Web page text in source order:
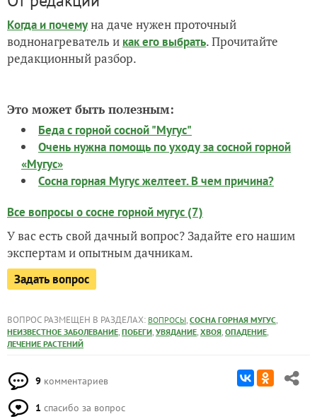
Когда и почемуна даче нужен проточный
воднонагреватель и как его выбрать. Прочитайте
редакционный разбор.
Это может быть полезным:
Беда с горной сосной "Мугус"
Очень нужна помощь по уходу за сосной горной
«Мугус»
Сосна горная Мугус желтеет. В чем причина?
Все вопросы о сосне горной мугус (7)
У вас есть свой дачный вопрос? Задайте его нашим
экспертам и опытным дачникам.
Задать вопрос
ВОПРОС РАЗМЕЩЕН В РАЗДЕЛАХ: ВОПРОСЫ, СОСНА ГОРНАЯ МУГУС,
НЕИЗВЕСТНОЕ ЗАБОЛЕВАНИЕ, ПОБЕГИ, УВЯДАНИЕ, ХВОЯ, ОПАДЕНИЕ,
ЛЕЧЕНИЕ РАСТЕНИЙ
9 комментариев
1 спасибо за вопрос